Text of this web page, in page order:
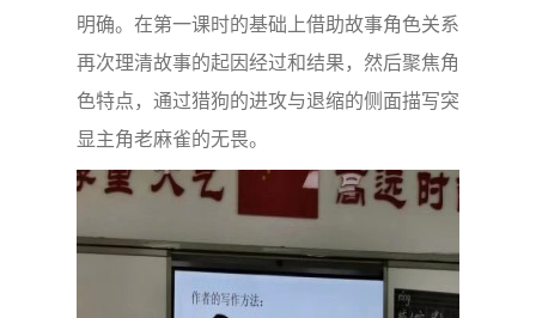
明确。在第一课时的基础上借助故事角色关系
再次理清故事的起因经过和结果，然后聚焦角
色特点，通过猎狗的进攻与退缩的侧面描写突
显主角老麻雀的无畏。